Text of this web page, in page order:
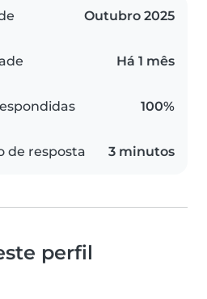
Outubro 2025
Há 1 mês
100%
de resposta 3 minutos
perfil